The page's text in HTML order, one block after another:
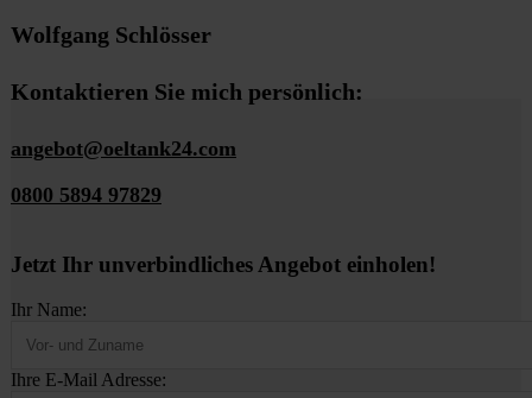
Wolfgang Schlösser
Kontaktieren Sie mich persönlich:
angebot@oeltank24.com
0800 5894 97829
Jetzt Ihr unverbindliches Angebot einholen!
Ihr Name:
Ihre E-Mail Adresse: